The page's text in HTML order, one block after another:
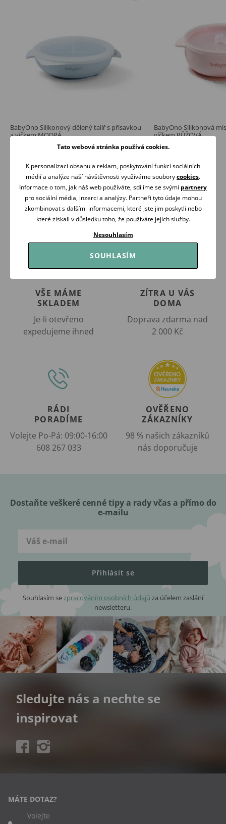
BabyOno Silikonový dělený talíř s přísavkou
a víčkem MODRÁ
Koupit
BabyOno Silikonová
víčkem RŮŽOVÁ
169 Kč
Koupit
VŠE MÁME
SKLADEM
Je-li otevřeno
expedujeme ihned
ZÍTRA U VÁS
DOMA
Doprava zdarma nad
2 000 Kč
RÁDI
PORADÍME
Volejte Po-Pá: 09:00-16:00
608 267 033
OVĚŘENO
ZÁKAZNÍKY
98 % našich zákazníků
nás doporučuje
Dostaňte veškeré cenné tipy a rady včas a přímo do
e-mailu
Přihlásit se
Souhlasím sezpracováním osobních údajů za účelem zaslání
newsletteru.
Sledujte nás a nechte se
inspirovat
MÁTE DOTAZ?
Volejte
Tato webová stránka používá cookies.
K personalizaci obsahu a reklam, poskytování funkcí sociálních
médií a analýze naší návštěvnosti využíváme souborycookies.
Informace o tom, jak náš web používáte, sdílíme se svými partnery
pro sociální média, inzerci a analýzy. Partneři tyto údaje mohou
zkombinovat s dalšími informacemi, které jste jim poskytli nebo
které získali v důsledku toho, že používáte jejich služby.
Nesouhlasím
SOUHLASÍM